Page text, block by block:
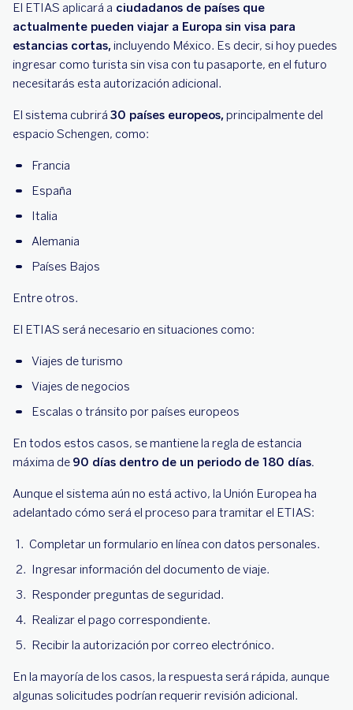
El ETIAS aplicará a ciudadanos de países que
actualmente pueden viajar a Europa sin visa para
estancias cortas,incluyendo México. Es decir, si hoy puedes
ingresar como turista sin visa con tu pasaporte, en el futuro
necesitarás esta autorización adicional.
El sistema cubrirá 30 países europeos,principalmente del
espacio Schengen, como:
Francia
España
Italia
Alemania
Países Bajos
Entre otros.
El ETIAS será necesario en situaciones como:
Viajes de turismo
Viajes de negocios
Escalas o tránsito por países europeos
En todos estos casos, se mantiene la regla de estancia
máxima de 90 días dentro de un periodo de 180 días.
Aunque el sistema aún no está activo, la Unión Europea ha
adelantado cómo será el proceso para tramitar el ETIAS:
Completar un formulario en línea con datos personales.
Ingresar información del documento de viaje.
Responder preguntas de seguridad.
Realizar el pago correspondiente.
Recibir la autorización por correo electrónico.
En la mayoría de los casos, la respuesta será rápida, aunque
algunas solicitudes podrían requerir revisión adicional.